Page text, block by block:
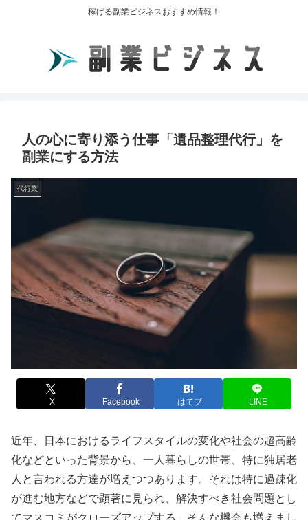
稼げる副業ビジネスおすすめ情報！
人の心に寄り添う仕事「遺品整理代行」を
副業にする方法
代行業
X Facebook はてブ LINE
近年、日本におけるライフスタイルの変化や社会の超高齢
化などといった背景から、一人暮らしの世帯、特に独居老
人と言われる方達が増えつつあります。それは特に過疎化
が進む地方などで顕著に見られ、解決すべき社会問題とし
てマスコミがクローズアップする、そんな機会も増えまし